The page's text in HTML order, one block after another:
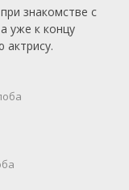
знакомстве с
уже к концу
актрису.